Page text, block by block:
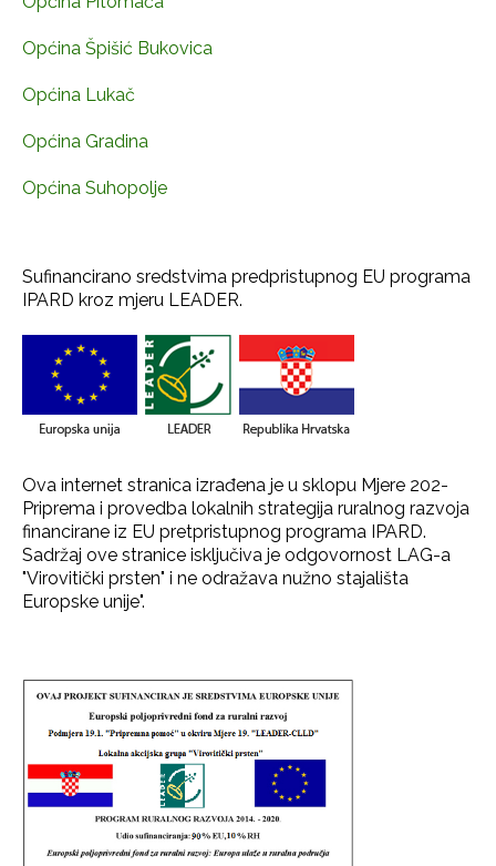
Općina Špišić Bukovica
Općina Lukač
Općina Gradina
Općina Suhopolje
Sufinancirano sredstvima predpristupnog EU programa
IPARD kroz mjeru LEADER.
Ova internet stranica izrađena je u sklopu Mjere 202-
Priprema i provedba lokalnih strategija ruralnog razvoja
financirane iz EU pretpristupnog programa IPARD.
Sadržaj ove stranice isključiva je odgovornost LAG-a
"Virovitički prsten" i ne odražava nužno stajališta
Europske unije".